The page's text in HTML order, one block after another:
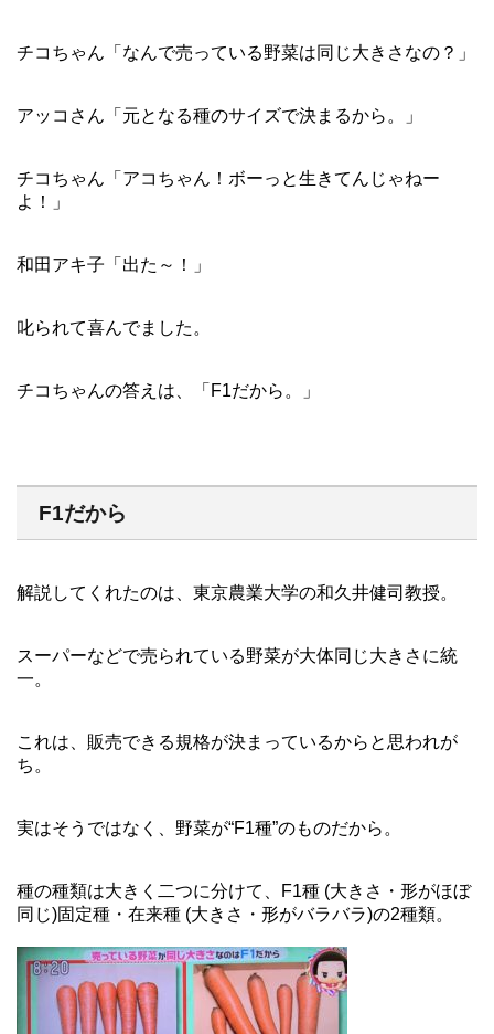
チコちゃん「なんで売っている野菜は同じ大きさなの？」
アッコさん「元となる種のサイズで決まるから。」
チコちゃん「アコちゃん！ボーっと生きてんじゃねー
よ！」
和田アキ子「出た～！」
叱られて喜んでました。
チコちゃんの答えは、「F1だから。」
F1だから
解説してくれたのは、東京農業大学の和久井健司教授。
スーパーなどで売られている野菜が大体同じ大きさに統
一。
これは、販売できる規格が決まっているからと思われが
ち。
実はそうではなく、野菜が“F1種”のものだから。
種の種類は大きく二つに分けて、F1種 (大きさ・形がほぼ
同じ)固定種・在来種 (大きさ・形がバラバラ)の2種類。